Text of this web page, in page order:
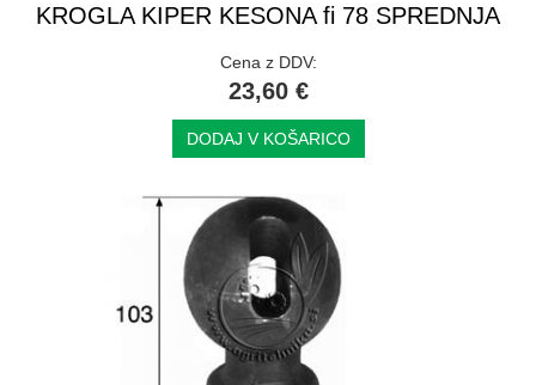
KROGLA KIPER KESONA fi 78 SPREDNJA
Cena z DDV:
23,60 €
DODAJ V KOŠARICO